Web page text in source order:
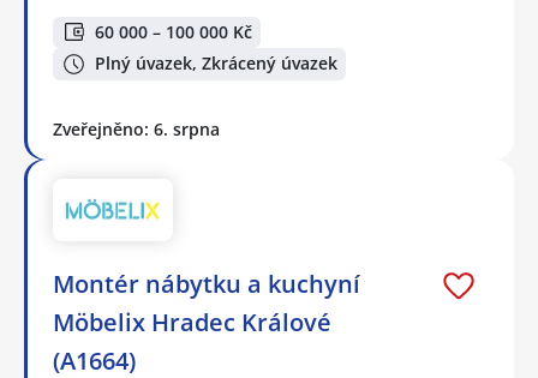
60 000 – 100 000 Kč
Plný úvazek, Zkrácený úvazek
Zveřejněno: 6. srpna
Montér nábytku a kuchyní
Möbelix Hradec Králové
(A1664)